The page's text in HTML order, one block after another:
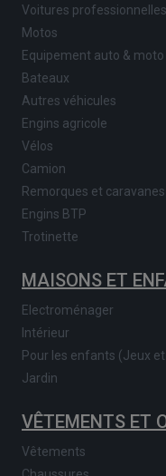
Voitures professionnelles
Motos
Equipement auto & moto
Bateaux
Autres véhicules
Engins agricole
Vélos
Camion
Remorques et caravanes
Engins BTP
Trotinette
MAISONS ET
Electroménager
Intérieur
Pour les enfants (Jeux
Jardin
VÊTEMENTS ET
Vêtements